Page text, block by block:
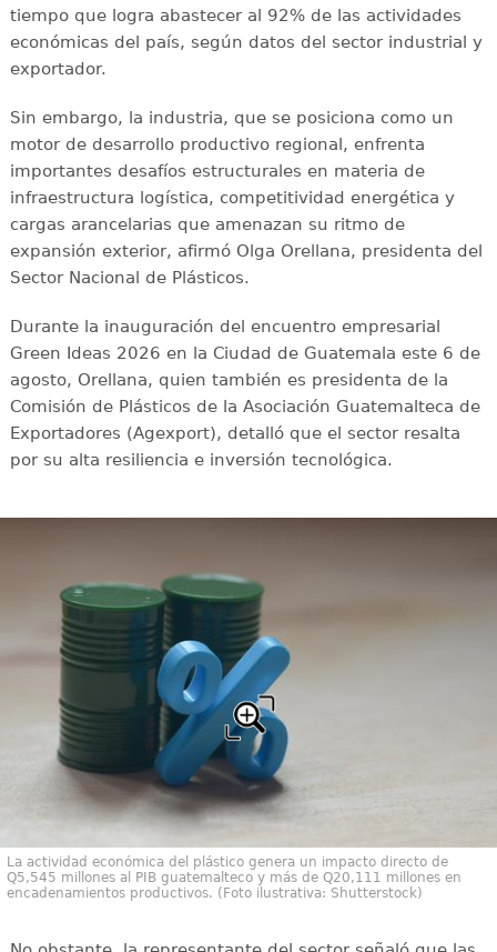
tiempo que logra abastecer al 92% de las actividades
económicas del país, según datos del sector industrial y
exportador.
Sin embargo, la industria, que se posiciona como un
motor de desarrollo productivo regional, enfrenta
importantes desafíos estructurales en materia de
infraestructura logística, competitividad energética y
cargas arancelarias que amenazan su ritmo de
expansión exterior, afirmó Olga Orellana, presidenta del
Sector Nacional de Plásticos.
Durante la inauguración del encuentro empresarial
Green Ideas 2026 en la Ciudad de Guatemala este 6 de
agosto, Orellana, quien también es presidenta de la
Comisión de Plásticos de la Asociación Guatemalteca de
Exportadores (Agexport), detalló que el sector resalta
por su alta resiliencia e inversión tecnológica.
La actividad económica del plástico genera un impacto directo de
Q5,545 millones al PIB guatemalteco y más de Q20,111 millones en
encadenamientos productivos. (Foto ilustrativa: Shutterstock)